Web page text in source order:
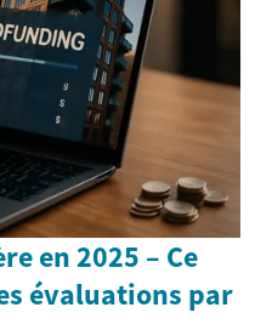
en 2025 – Ce
évaluations par